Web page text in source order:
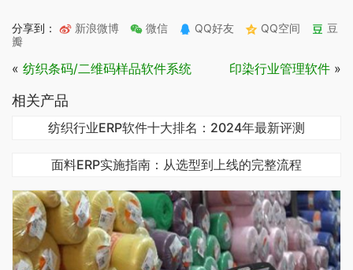
分享到： 新浪微博 微信 QQ好友 QQ空间
豆
瓣
« 纺织条码/二维码样品软件系统 印染行业管理软件 »
相关产品
纺织行业ERP软件十大排名：2024年最新评测
面料ERP实施指南：从选型到上线的完整流程